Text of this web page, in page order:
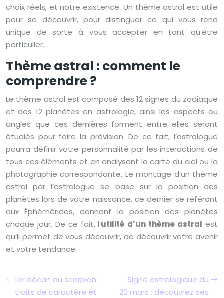
choix réels, et notre existence. Un thème astral est utile
pour se découvrir, pour distinguer ce qui vous rend
unique de sorte à vous accepter en tant qu’être
particulier.
Thème astral : comment le
comprendre ?
Le thème astral est composé des 12 signes du zodiaque
et des 12 planètes en astrologie, ainsi les aspects ou
angles que ces dernières forment entre elles seront
étudiés pour faire la prévision. De ce fait, l’astrologue
pourra définir votre personnalité par les interactions de
tous ces éléments et en analysant la carte du ciel ou la
photographie correspondante. Le montage d’un thème
astral par l’astrologue se base sur la position des
planètes lors de votre naissance, ce dernier se référant
aux Éphémérides, donnant la position des planètes
chaque jour. De ce fait, l’utilité d’un thème astral est
qu’il permet de vous découvrir, de découvrir votre avenir
et votre tendance.
1er décan du scorpion :
traits de caractère et
Signe astrologique du
20 mars : découvrez ses